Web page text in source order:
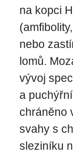
na kopci
nebo
lomů.
vývoj
a
chráněno
svahy s
sleziníku